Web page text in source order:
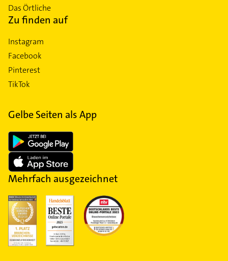
Das Örtliche
Zu finden auf
Instagram
Facebook
Pinterest
TikTok
Gelbe Seiten als App
Mehrfach ausgezeichnet